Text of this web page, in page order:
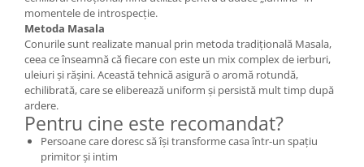
momentele de introspecție.
Metoda Masala
Conurile sunt realizate manual prin metoda tradițională Masala,
ceea ce înseamnă că fiecare con este un mix complex de ierburi,
uleiuri și rășini. Această tehnică asigură o aromă rotundă,
echilibrată, care se eliberează uniform și persistă mult timp după
ardere.
Pentru cine este recomandat?
Persoane care doresc să își transforme casa într-un spațiu
primitor și intim